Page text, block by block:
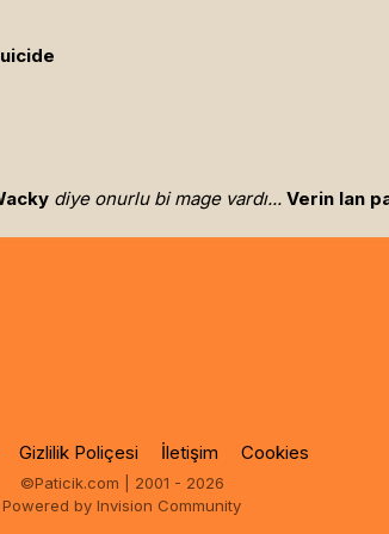
diye onurlu bi mage vardı... Verin lan
Gizlilik Poliçesi İletişim Cookies
©Paticik.com | 2001 - 2026
Powered by Invision Community